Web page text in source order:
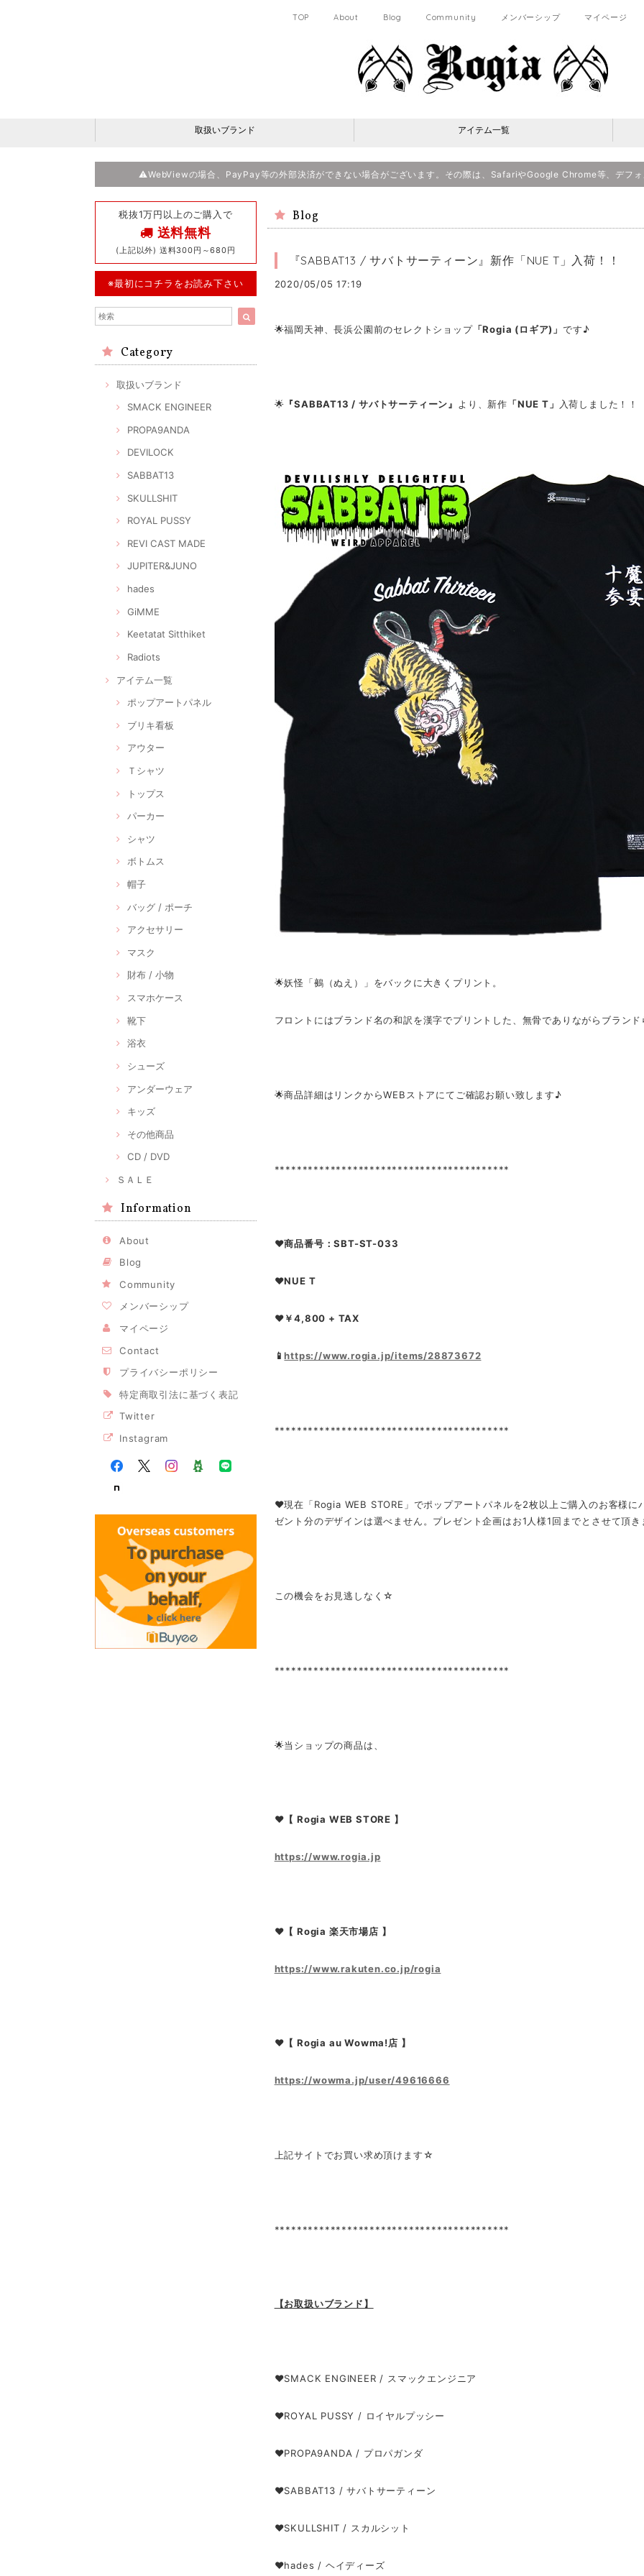
TOP About Blog Community メンバーシップ マイページ
取扱いブランド アイテム一覧
⚠️WebViewの場合、PayPay等の外部決済ができない場合がございます。その際は、SafariやGoogle Chrome等、デフォ
税抜1万円以上のご購入で
送料無料
(上記以外) 送料300円～680円
※最初にコチラをお読み下さい
Category
取扱いブランド
SMACK ENGINEER
PROPA9ANDA
DEVILOCK
SABBAT13
SKULLSHIT
ROYAL PUSSY
REVI CAST MADE
JUPITER&JUNO
hades
GiMME
Keetatat Sitthiket
Radiots
アイテム一覧
ポップアートパネル
ブリキ看板
アウター
Ｔシャツ
トップス
パーカー
シャツ
ボトムス
帽子
バッグ / ポーチ
アクセサリー
マスク
財布 / 小物
スマホケース
靴下
浴衣
シューズ
アンダーウェア
キッズ
その他商品
CD / DVD
ＳＡＬＥ
Information
About
Blog
Community
メンバーシップ
マイページ
Contact
プライバシーポリシー
特定商取引法に基づく表記
Twitter
Instagram
Blog
『SABBAT13 / サバトサーティーン』新作「NUE T」入荷！！
2020/05/05 17:19
🌟福岡天神、長浜公園前のセレクトショップ「Rogia (ロギア)」です♪
🌟 『SABBAT13 / サバトサーティーン』 より、新作 「NUE T」 入荷しました！！
🌟妖怪「鵺（ぬえ）」をバックに大きくプリント。
フロントにはブランド名の和訳を漢字でプリントした、無骨でありながらブランド
🌟商品詳細はリンクからWEBストアにてご確認お願い致します♪
******************************************
❤商品番号：SBT-ST-033
❤NUE T
❤￥4,800 + TAX
📱https://www.rogia.jp/items/28873672
******************************************
❤現在「Rogia WEB STORE」でポップアートパネルを2枚以上ご購入のお客様
ゼント分のデザインは選べません。プレゼント企画はお1人様1回までとさせて頂き
この機会をお見逃しなく☆
******************************************
🌟当ショップの商品は、
❤【 Rogia WEB STORE 】
https://www.rogia.jp
❤【 Rogia 楽天市場店 】
https://www.rakuten.co.jp/rogia
❤【 Rogia au Wowma!店 】
https://wowma.jp/user/49616666
上記サイトでお買い求め頂けます☆
******************************************
【お取扱いブランド】
❤SMACK ENGINEER / スマックエンジニア
❤ROYAL PUSSY / ロイヤルプッシー
❤PROPA9ANDA / プロパガンダ
❤SABBAT13 / サバトサーティーン
❤SKULLSHIT / スカルシット
❤hades / ヘイディーズ